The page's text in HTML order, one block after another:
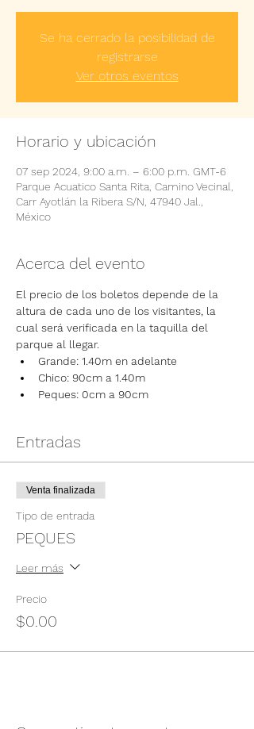
Se ha cerrado la posibilidad de
registrarse
Ver otros eventos
Horario y ubicación
07 sep 2024, 9:00 a.m. – 6:00 p.m. GMT-6
Parque Acuatico Santa Rita, Camino Vecinal,
Carr Ayotlán la Ribera S/N, 47940 Jal.,
México
Acerca del evento
El precio de los boletos depende de la
altura de cada uno de los visitantes, la
cual será verificada en la taquilla del
parque al llegar.
Grande: 1.40m en adelante
Chico: 90cm a 1.40m
Peques: 0cm a 90cm
Entradas
Venta finalizada
Tipo de entrada
PEQUES
Leer más
Precio
$0.00